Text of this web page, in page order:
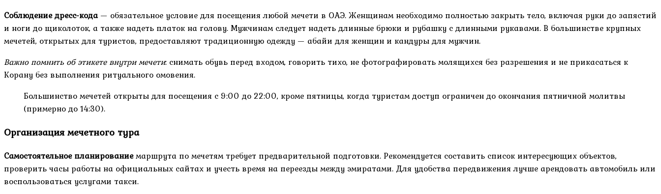
Соблюдение дресс-кода— обязательное условие для посещения любой мечети в ОАЭ. Женщинам необходимо полностью закрыть тело, включая руки до запястий
и ноги до щиколоток, а также надеть платок на голову. Мужчинам следует надеть длинные брюки и рубашку с длинными рукавами. В большинстве крупных
мечетей, открытых для туристов, предоставляют традиционную одежду — абайи для женщин и кандуры для мужчин.
Важно помнить об этикете внутри мечети: снимать обувь перед входом, говорить тихо, не фотографировать молящихся без разрешения и не прикасаться к
Корану без выполнения ритуального омовения.
Большинство мечетей открыты для посещения с 9:00 до 22:00, кроме пятницы, когда туристам доступ ограничен до окончания пятничной молитвы
(примерно до 14:30).
Организация мечетного тура
Самостоятельное планированиемаршрута по мечетям требует предварительной подготовки. Рекомендуется составить список интересующих объектов,
проверить часы работы на официальных сайтах и учесть время на переезды между эмиратами. Для удобства передвижения лучше арендовать автомобиль или
воспользоваться услугами такси.